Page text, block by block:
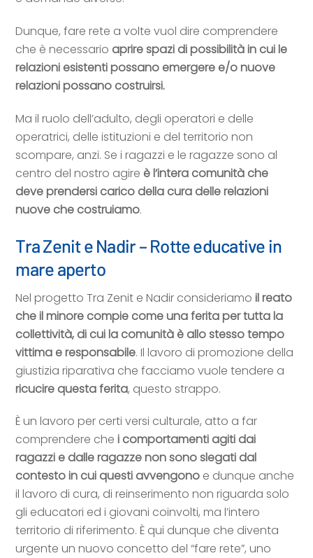
Dunque, fare rete a volte vuol dire comprendere
che è necessario aprire spazi di possibilità in cui le
relazioni esistenti possano emergere e/o nuove
relazioni possano costruirsi.
Ma il ruolo dell’adulto, degli operatori e delle
operatrici, delle istituzioni e del territorio non
scompare, anzi. Se i ragazzi e le ragazze sono al
centro del nostro agire è l’intera comunità che
deve prendersi carico della cura delle relazioni
nuove che costruiamo.
Tra Zenit e Nadir – Rotte educative in
mare aperto
Nel progetto Tra Zenit e Nadir consideriamoil reato
che il minore compie come una ferita per tutta la
collettività, di cui la comunità è allo stesso tempo
vittima e responsabile.Il lavoro di promozione della
giustizia riparativa che facciamo vuole tendere a
ricucire questa ferita, questo strappo.
È un lavoro per certi versi culturale, atto a far
comprendere chei comportamenti agiti dai
ragazzi e dalle ragazze non sono slegati dal
contesto in cui questi avvengono e dunque anche
il lavoro di cura, di reinserimento non riguarda solo
gli educatori ed i giovani coinvolti, ma l’intero
territorio di riferimento. È qui dunque che diventa
urgente un nuovo concetto del “fare rete”, uno